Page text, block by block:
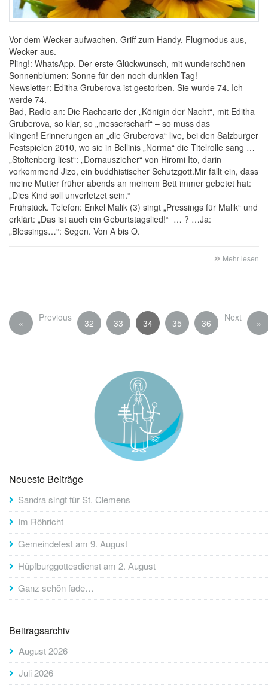
Vor dem Wecker aufwachen, Griff zum Handy, Flugmodus aus,
Wecker aus.
Pling!: WhatsApp. Der erste Glückwunsch, mit wunderschönen
Sonnenblumen: Sonne für den noch dunklen Tag!
Newsletter: Editha Gruberova ist gestorben. Sie wurde 74. Ich
werde 74.
Bad, Radio an: Die Rachearie der „Königin der Nacht“, mit Editha
Gruberova, so klar, so „messerscharf“ – so muss das
klingen! Erinnerungen an „die Gruberova“ live, bei den Salzburger
Festspielen 2010, wo sie in Bellinis „Norma“ die Titelrolle sang …
„Stoltenberg liest“: „Dornauszieher“ von Hiromi Ito, darin
vorkommend Jizo, ein buddhistischer Schutzgott.Mir fällt ein, dass
meine Mutter früher abends an meinem Bett immer gebetet hat:
„Dies Kind soll unverletzet sein.“
Frühstück. Telefon: Enkel Malik (3) singt „Pressings für Malik“ und
erklärt: „Das ist auch ein Geburtstagslied!“ … ? …Ja:
„Blessings…“: Segen. Von A bis O.
Mehr lesen
« Previous 32 33 34 35 36 Next »
Neueste Beiträge
Sandra singt für St. Clemens
Im Röhricht
Gemeindefest am 9. August
Hüpfburggottesdienst am 2. August
Ganz schön fade…
Beitragsarchiv
August 2026
Juli 2026